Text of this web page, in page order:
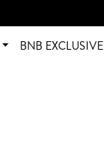
BNB EXCLUSIVE